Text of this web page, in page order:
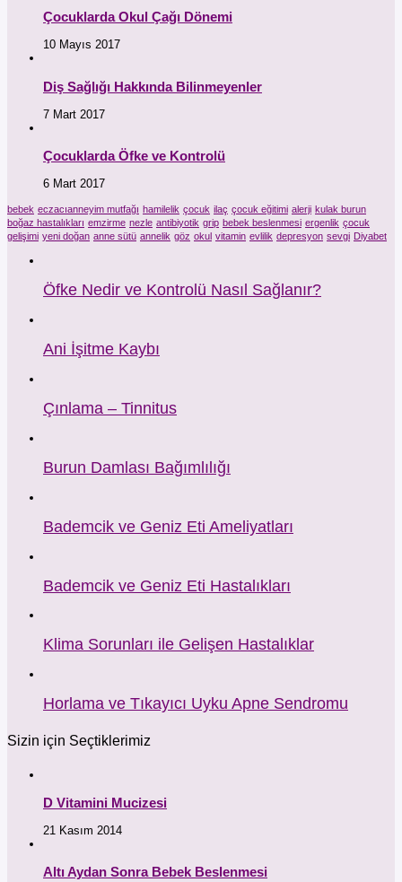
Çocuklarda Okul Çağı Dönemi
10 Mayıs 2017
Diş Sağlığı Hakkında Bilinmeyenler
7 Mart 2017
Çocuklarda Öfke ve Kontrolü
6 Mart 2017
bebek eczacıanneyim mutfağı hamilelik çocuk ilaç çocuk eğitimi alerji kulak burun
boğaz hastalıkları emzirme nezle antibiyotik grip bebek beslenmesi ergenlik çocuk
gelişimi yeni doğan anne sütü annelik göz okul vitamin evlilik depresyon sevgi Diyabet
Öfke Nedir ve Kontrolü Nasıl Sağlanır?
Ani İşitme Kaybı
Çınlama – Tinnitus
Burun Damlası Bağımlılığı
Bademcik ve Geniz Eti Ameliyatları
Bademcik ve Geniz Eti Hastalıkları
Klima Sorunları ile Gelişen Hastalıklar
Horlama ve Tıkayıcı Uyku Apne Sendromu
Sizin için Seçtiklerimiz
D Vitamini Mucizesi
21 Kasım 2014
Altı Aydan Sonra Bebek Beslenmesi